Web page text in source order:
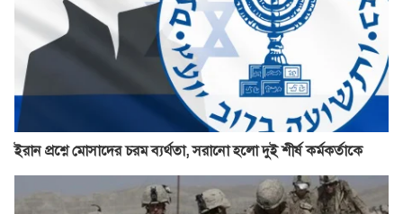
ইরান প্রশ্নে মোসাদের চরম ব্যর্থতা, সরানো হলো দুই শীর্ষ কর্মকর্তাকে